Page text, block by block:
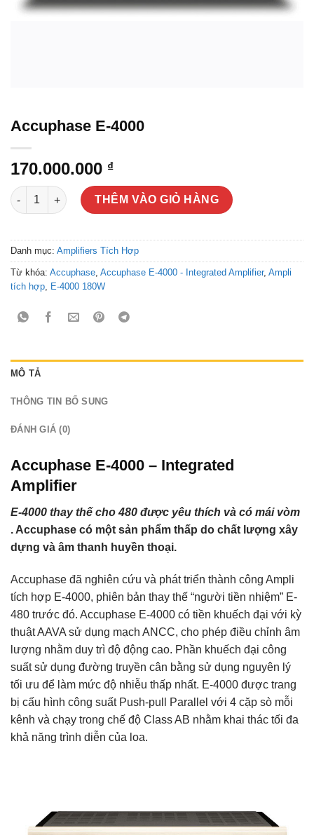
Accuphase E-4000
170.000.000 ₫
Accuphase E-4000 số lượng
THÊM VÀO GIỎ HÀNG
Danh mục: Amplifiers Tích Hợp
Từ khóa: Accuphase Accuphase E-4000 - Integrated Amplifier, Ampli
tích hợp
E-4000 180W
MÔ TẢ
THÔNG TIN BỔ SUNG
ĐÁNH GIÁ (0)
Accuphase E-4000 – Integrated
Amplifier
E-4000 thay thế cho 480 được yêu thích và có mái vòm
. Accuphase có một sản phẩm thấp do chất lượng xây
dựng và âm thanh huyền thoại.
Accuphase đã nghiên cứu và phát triển thành công Ampli
tích hợp E-4000, phiên bản thay thế “người tiền nhiệm” E-
480 trước đó. Accuphase E-4000 có tiền khuếch đại với kỳ
thuật AAVA sử dụng mạch ANCC, cho phép điều chỉnh âm
lượng nhằm duy trì độ động cao. Phần khuếch đại công
suất sử dụng đường truyền cân bằng sử dụng nguyên lý
tối ưu để làm mức độ nhiễu thấp nhất. E-4000 được trang
bị cấu hình công suất Push-pull Parallel với 4 cặp sò mỗi
kênh và chạy trong chế độ Class AB nhằm khai thác tối đa
khả năng trình diễn của loa.